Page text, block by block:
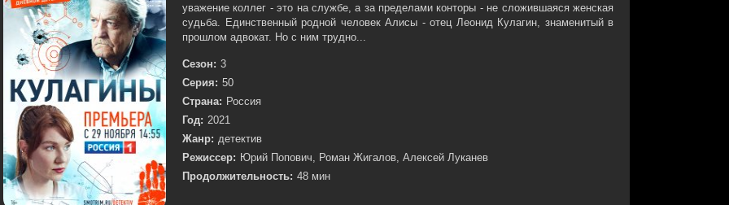
уважение коллег - это на службе, а за пределами конторы - не сложившаяся женская
судьба. Единственный родной человек Алисы - отец Леонид Кулагин, знаменитый в
прошлом адвокат. Но с ним трудно...
Сезон: 3
Серия: 50
Страна: Россия
Год: 2021
Жанр: детектив
Режиссер: Юрий Попович, Роман Жигалов, Алексей Луканев
Продолжительность: 48 мин